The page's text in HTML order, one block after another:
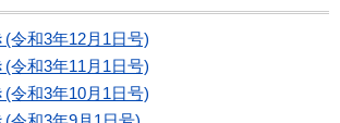
(令和3年12月1日号)
(令和3年11月1日号)
(令和3年10月1日号)